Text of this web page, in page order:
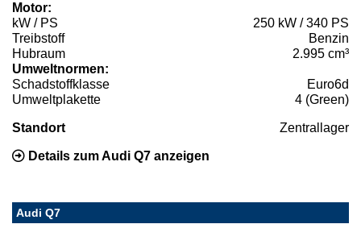
Motor:
kW / PS
250 kW / 340 PS
Treibstoff
Benzin
Hubraum
2.995 cm³
Umweltnormen:
Schadstoffklasse
Euro6d
Umweltplakette
4 (Green)
Standort Zentrallager
Details zum Audi Q7 anzeigen
Audi Q7